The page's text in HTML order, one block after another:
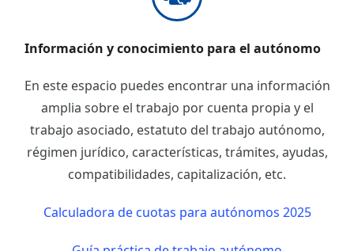
Información y conocimiento para el autónomo
En este espacio puedes encontrar una información
amplia sobre el trabajo por cuenta propia y el
trabajo asociado, estatuto del trabajo autónomo,
régimen jurídico, características, trámites, ayudas,
compatibilidades, capitalización, etc.
Calculadora de cuotas para autónomos 2025